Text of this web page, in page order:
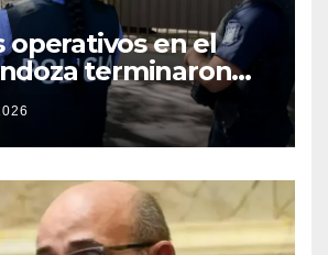
operativos en el
terminaron
delincuentes